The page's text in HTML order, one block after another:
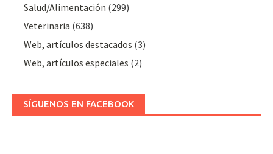
Salud/Alimentación (299)
Veterinaria (638)
Web, artículos destacados (3)
Web, artículos especiales (2)
SÍGUENOS EN FACEBOOK